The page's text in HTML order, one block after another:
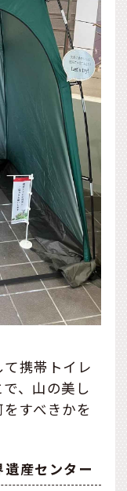
携帯トイレ
、山の美し
すべきかを
遺産センター